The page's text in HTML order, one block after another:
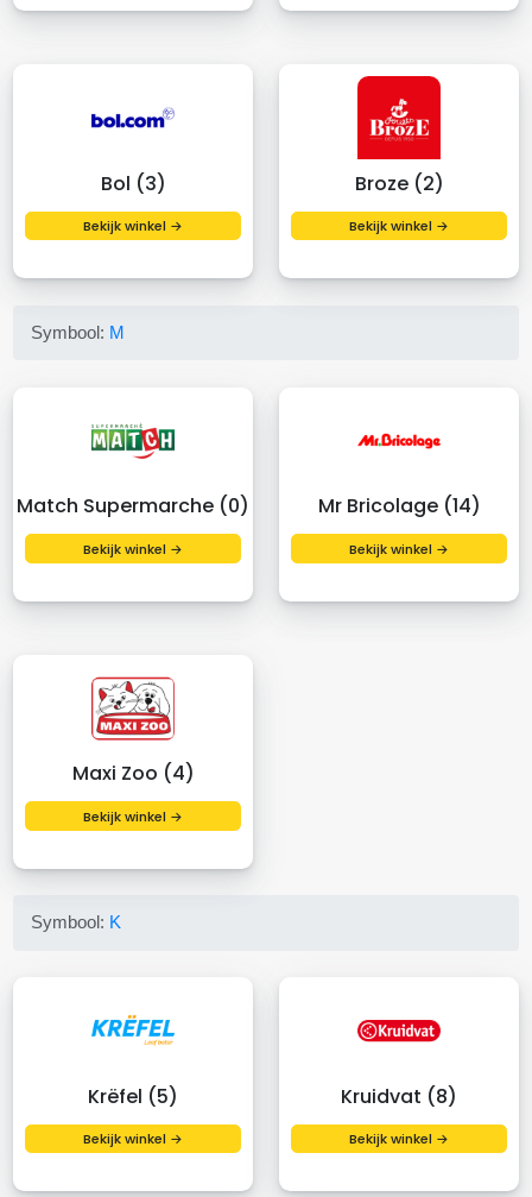
Bol (3)
Bekijk winkel →
Broze (2)
Bekijk winkel →
Symbool: M
Match Supermarche (0)
Bekijk winkel →
Mr Bricolage (14)
Bekijk winkel →
Maxi Zoo (4)
Bekijk winkel →
Symbool: K
Krëfel (5)
Bekijk winkel →
Kruidvat (8)
Bekijk winkel →